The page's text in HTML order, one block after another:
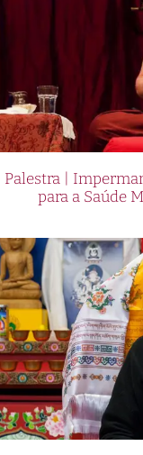
Palestra |
para a Saúde